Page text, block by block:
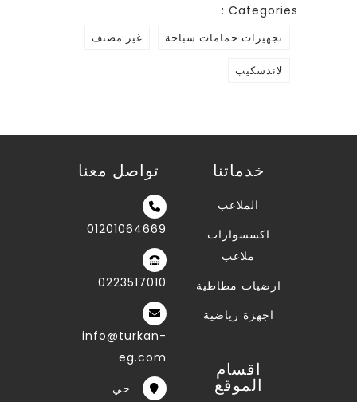
Categories :
تجهيزات حمامات سباحة غير مصنف
لاندسكيب
تواصل معنا
01201064669
0223517010
info@turkan-
eg.com
حي
خدماتنا
الملاعب
اكسسوارات
ملاعب
ارضيات مطاطية
اجهزة رياضية
اقسام
الموقع